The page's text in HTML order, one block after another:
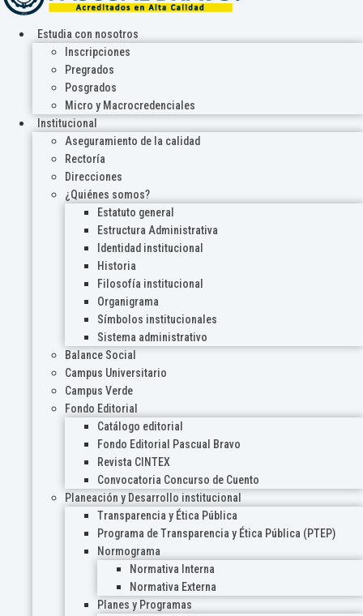
Estudia con nosotros
Inscripciones
Pregrados
Posgrados
Micro y Macrocredenciales
Institucional
Aseguramiento de la calidad
Rectoría
Direcciones
¿Quiénes somos?
Estatuto general
Estructura Administrativa
Identidad institucional
Historia
Filosofía institucional
Organigrama
Símbolos institucionales
Sistema administrativo
Balance Social
Campus Universitario
Campus Verde
Fondo Editorial
Catálogo editorial
Fondo Editorial Pascual Bravo
Revista CINTEX
Convocatoria Concurso de Cuento
Planeación y Desarrollo institucional
Transparencia y Ética Pública
Programa de Transparencia y Ética Pública (PTEP)
Normograma
Normativa Interna
Normativa Externa
Planes y Programas